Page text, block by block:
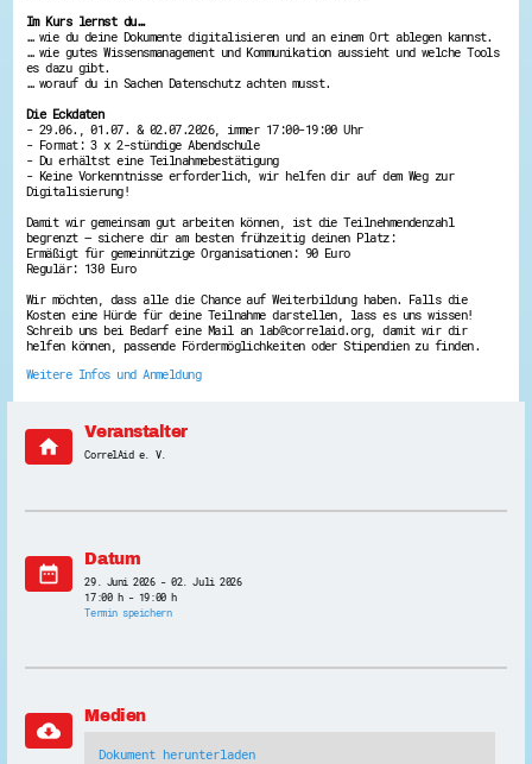
Versicherungsschutz
Wissenswertes rund um dein Ehrenamt
Zahlen, Daten, Fakten aus Hessen
Service
Suche
Downloads
Kontakt
Datenschutz
Erklärung zur Barrierefreiheit
Barriere melden
Im Kurs lernst du…
… wie du deine Dokumente digitalisieren und an einem Ort ablegen kannst.
… wie gutes Wissensmanagement und Kommunikation aussieht und welche Tools
es dazu gibt.
… worauf du in Sachen Datenschutz achten musst.
Die Eckdaten
- 29.06., 01.07. & 02.07.2026, immer 17:00-19:00 Uhr
- Format: 3 x 2-stündige Abendschule
- Du erhältst eine Teilnahmebestätigung
- Keine Vorkenntnisse erforderlich, wir helfen dir auf dem Weg zur
Digitalisierung!
Damit wir gemeinsam gut arbeiten können, ist die Teilnehmendenzahl
begrenzt – sichere dir am besten frühzeitig deinen Platz:
Ermäßigt für gemeinnützige Organisationen: 90 Euro
Regulär: 130 Euro
Wir möchten, dass alle die Chance auf Weiterbildung haben. Falls die
Kosten eine Hürde für deine Teilnahme darstellen, lass es uns wissen!
Schreib uns bei Bedarf eine Mail an lab@correlaid.org, damit wir dir
helfen können, passende Fördermöglichkeiten oder Stipendien zu finden.
Weitere Infos und Anmeldung
home
Veranstalter
CorrelAid e. V.
date_range
Datum
29. Juni 2026 - 02. Juli 2026
17:00 h - 19:00 h
Termin speichern
cloud_download
Medien
Dokument herunterladen